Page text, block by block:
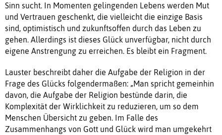
Sinn sucht. In Momenten gelingenden Lebens werden Mut
und Vertrauen geschenkt, die vielleicht die einzige Basis
sind, optimistisch und zukunftsoffen durch das Leben zu
gehen. Allerdings ist dieses Glück unverfügbar, nicht durch
eigene Anstrengung zu erreichen. Es bleibt ein Fragment.
Lauster beschreibt daher die Aufgabe der Religion in der
Frage des Glücks folgendermaßen: „Man spricht gemeinhin
davon, die Aufgabe der Religion bestünde darin, die
Komplexität der Wirklichkeit zu reduzieren, um so dem
Menschen Übersicht zu geben. Im Falle des
Zusammenhangs von Gott und Glück wird man umgekehrt